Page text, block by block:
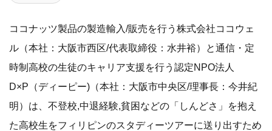
ココナッツ製品の製造輸入/販売を行う株式会社ココウェ
ル（本社：大阪市西区/代表取締役：水井裕）と通信・定
時制高校の生徒のキャリア支援を行う認定NPO法人
D×P（ディーピー)（本社：大阪市中央区/理事長：今井紀
明）は、不登校,中退経験,貧困などの「しんどさ」を抱え
た高校生をフィリピンのスタディーツアーに送り出すため